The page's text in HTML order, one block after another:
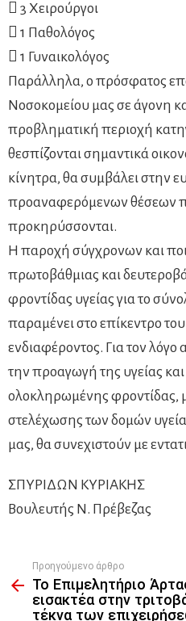
 3 Χειρούργοι
 1 Παθολόγος
 1 Γυναικολόγος
Παράλληλα, ο πρόσφατος
Νοσοκομείου μας σε άγονη
προβληματική περιοχή
θεσπίζονται σημαντικά
κίνητρα, θα συμβάλει στην
προαναφερόμενων θέσεων
προκηρύσσονται.
Η παροχή σύγχρονων και
πρωτοβάθμιας και
φροντίδας υγείας για το
παραμένει στο επίκεντρο του
ενδιαφέροντος. Για τον λόγο
την προαγωγή της υγείας και
ολοκληρωμένης φροντίδας,
στελέχωσης των δομών
μας, θα συνεχιστούν με
ΣΠΥΡΙΔΩΝ ΚΥΡΙΑΚΗΣ
Βουλευτής Ν. Πρέβεζας
more
Προηγούμενο άρθρο
Το Επιμελητήριο
εισακτέα στην
τέκνα των